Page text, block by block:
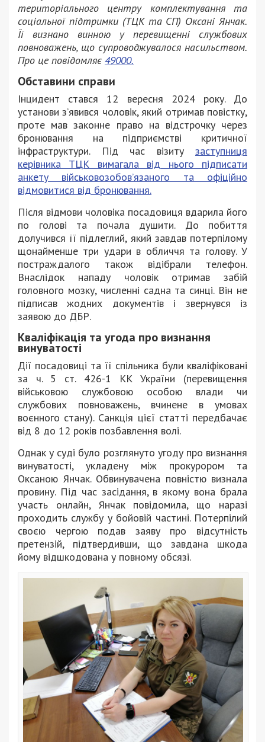
територіального центру комплектування та
соціальної підтримки (ТЦК та СП) Оксані Янчак.
Її визнано винною у перевищенні службових
повноважень, що супроводжувалося насильством.
Про це повідомляє 49000.
Обставини справи
Інцидент стався 12 вересня 2024 року. До
установи з’явився чоловік, який отримав повістку,
проте мав законне право на відстрочку через
бронювання на підприємстві критичної
інфраструктури. Під час візиту заступниця
керівника ТЦК вимагала від нього підписати
анкету військовозобов’язаного та офіційно
відмовитися від бронювання.
Після відмови чоловіка посадовиця вдарила його
по голові та почала душити. До побиття
долучився її підлеглий, який завдав потерпілому
щонайменше три удари в обличчя та голову. У
постраждалого також відібрали телефон.
Внаслідок нападу чоловік отримав забій
головного мозку, численні садна та синці. Він не
підписав жодних документів і звернувся із
заявою до ДБР.
Кваліфікація та угода про визнання
винуватості
Дії посадовиці та її спільника були кваліфіковані
за ч. 5 ст. 426-1 КК України (перевищення
військовою службовою особою влади чи
службових повноважень, вчинене в умовах
воєнного стану). Санкція цієї статті передбачає
від 8 до 12 років позбавлення волі.
Однак у суді було розглянуто угоду про визнання
винуватості, укладену між прокурором та
Оксаною Янчак. Обвинувачена повністю визнала
провину. Під час засідання, в якому вона брала
участь онлайн, Янчак повідомила, що наразі
проходить службу у бойовій частині. Потерпілий
своєю чергою подав заяву про відсутність
претензій, підтвердивши, що завдана шкода
йому відшкодована у повному обсязі.